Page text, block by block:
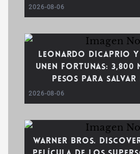
2026-08-06
Leonardo DiCaprio y
unen fortunas: 3,800
pesos para salvar
2026-08-06
Warner Bros.